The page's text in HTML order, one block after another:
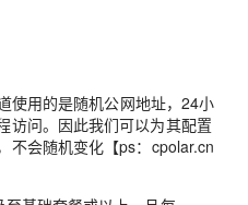
使用的是随机公网地址，24小
访问。因此我们可以为其配置
不会随机变化【ps：cpolar.cn